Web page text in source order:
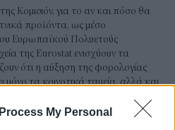
My Personal
Κομισιόν, για το αν και πόσο θα
προϊόντα, ως μέσο
Ευρωπαϊκού Πολυετούς
της Eurostat ενισχύουν τα
ότι η αύξηση της φορολογίας
τα κοινοτικά ταμεία, αλλά και